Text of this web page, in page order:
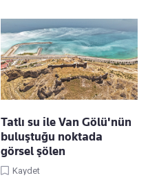
Tatlı su ile Van Gölü'nün
buluştuğu noktada
görsel şölen
Kaydet